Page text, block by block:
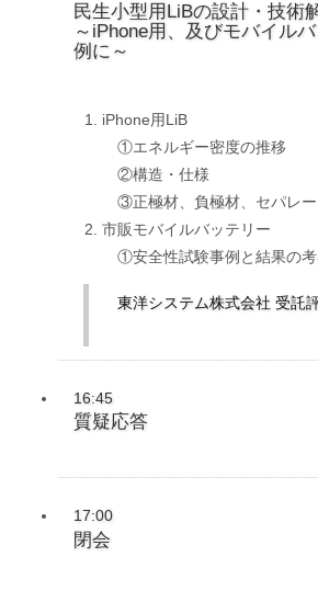
民生小型用LiBの設計・技術
～iPhone用、及びモバイル
例に～
iPhone用LiB
①エネルギー密度の推移
②構造・仕様
③正極材、負極材、セパレー
市販モバイルバッテリー
①安全性試験事例と結果の考
東洋システム株式会社 受託
16:45
質疑応答
17:00
閉会